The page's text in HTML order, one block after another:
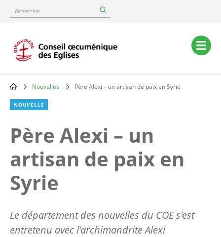
content
Rechercher
Main
navigation
Breadcrumb
Nouvelles Père Alexi – un artisan de paix en Syrie
NOUVELLE
Père Alexi – un
artisan de paix en
Syrie
Le département des nouvelles du COE s’est
entretenu avec l’archimandrite Alexi